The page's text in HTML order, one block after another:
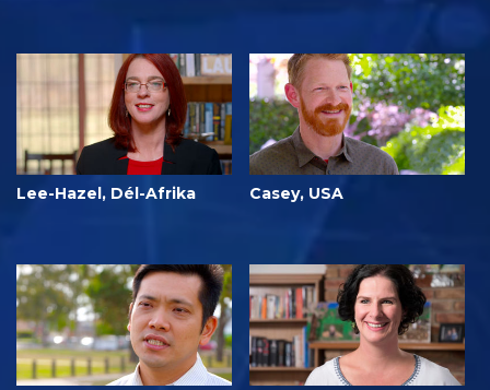
Lee-Hazel, Dél-Afrika Casey, USA